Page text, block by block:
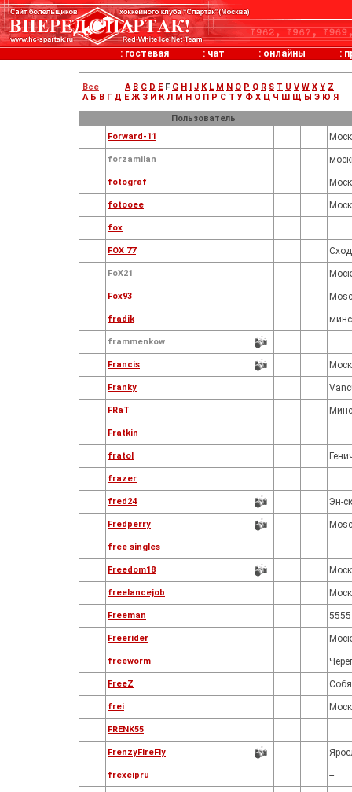
: гостевая : чат : онлайны :
Все A B C D EF G H I J K L M N O P Q R S T U V W X Y Z
А Б В Г Д Е Ж З И К Л М Н О П Р С Т У Ф Х Ц Ч Ш Щ Ы Э Ю Я
Пользователь
Forward-11
forzamilan
fotograf
fotooee
fox
FOX 77
FoX21
Fox93
fradik
frammenkow
Francis
Franky
FRaT
Fratkin
fratol
frazer
fred24 Эн-ск
Fredperry
free singles
Freedom18
freelancejob
Freeman 5555
Freerider
freeworm
FreeZ
frei
FRENK55
FrenzyFireFly
frexeipru --